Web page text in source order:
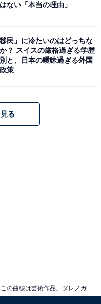
「この曲線は芸術作品」ダレノガレ明美、ボディライン際立つ散歩ショット！ 「めっちゃ細すぎー」
ない「本当の理由」
移民」に冷たいのはどっちな
？ スイスの厳格過ぎる学歴
と、日本の曖昧過ぎる外国
策
る